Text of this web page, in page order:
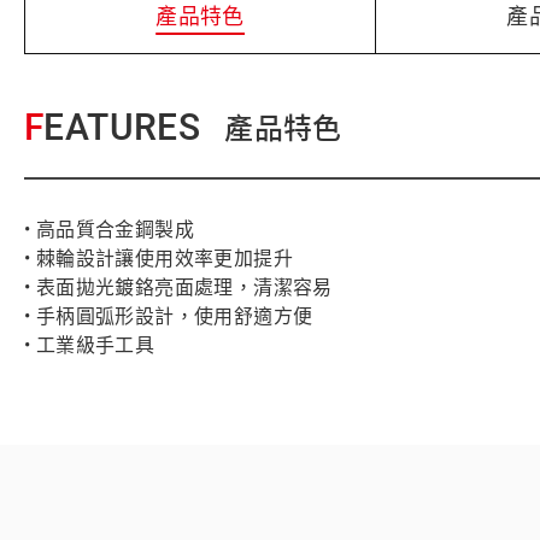
產品特色 產
FEATURES 產品特色
• 高品質合金鋼製成
• 棘輪設計讓使用效率更加提升
• 表面拋光鍍鉻亮面處理，清潔容易
• 手柄圓弧形設計，使用舒適方便
• 工業級手工具